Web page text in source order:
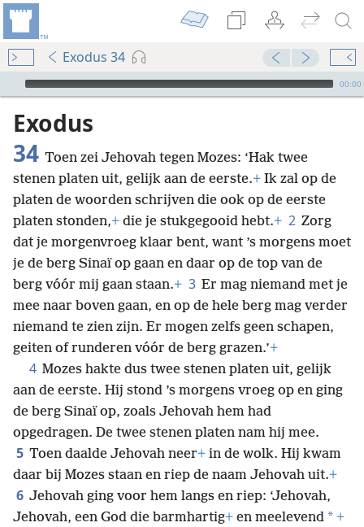
Exodus 34
Audio Player
00:00
Exodus
34 Toen zei Jehovah tegen Mozes: ‘Hak twee
stenen platen uit, gelijk aan de eerste.+ Ik zal op de
platen de woorden schrijven die ook op de eerste
platen stonden,+ die je stukgegooid hebt.+ 2 Zorg
dat je morgenvroeg klaar bent, want ’s morgens moet
je de berg Sinaï op gaan en daar op de top van de
berg vóór mij gaan staan.+ 3 Er mag niemand met je
mee naar boven gaan, en op de hele berg mag verder
niemand te zien zijn. Er mogen zelfs geen schapen,
geiten of runderen vóór de berg grazen.’+
4 Mozes hakte dus twee stenen platen uit, gelijk
aan de eerste. Hij stond ’s morgens vroeg op en ging
de berg Sinaï op, zoals Jehovah hem had
opgedragen. De twee stenen platen nam hij mee.
5 Toen daalde Jehovah neer+ in de wolk. Hij kwam
daar bij Mozes staan en riep de naam Jehovah uit.+
6 Jehovah ging voor hem langs en riep: ‘Jehovah,
Jehovah, een God die barmhartig+ en meelevend * +